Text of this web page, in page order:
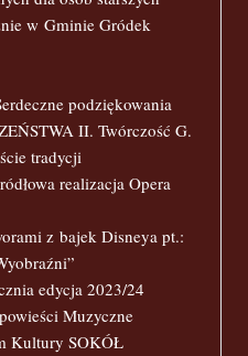
w Gminie Gródek
podziękowania
II. Twórczość G.
tradycji
realizacja Opera
z bajek Disneya pt.:
edycja 2023/24
Muzyczne
Kultury SOKÓŁ